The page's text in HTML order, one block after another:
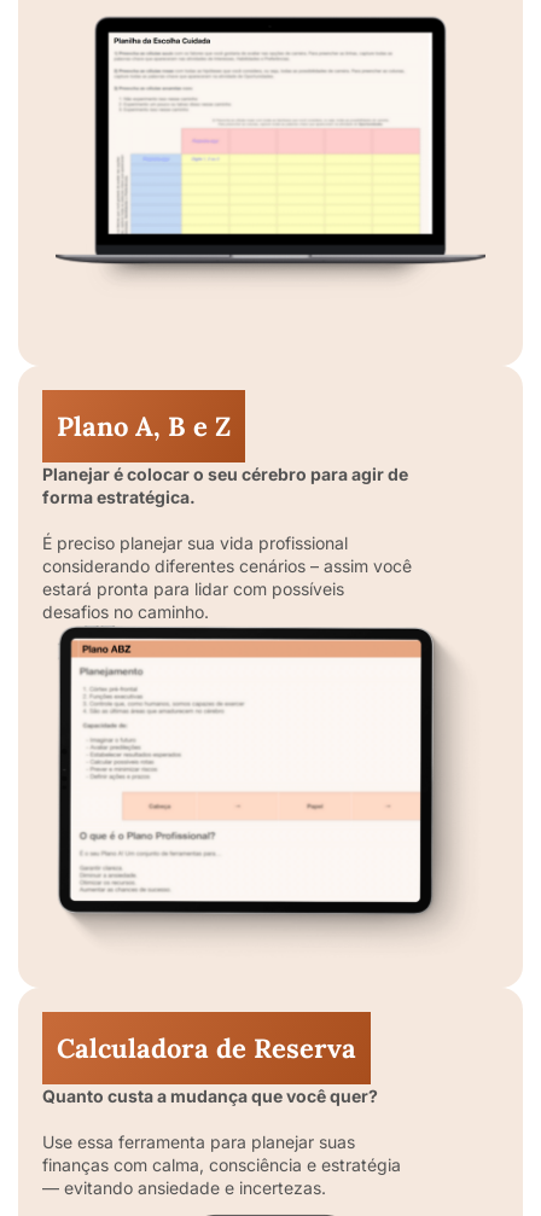
Plano A, B e Z
Planejar é colocar o seu cérebro para agir de
forma estratégica.
É preciso planejar sua vida profissional
considerando diferentes cenários – assim você
estará pronta para lidar com possíveis
desafios no caminho.
Calculadora de Reserva
Quanto custa a mudança que você quer?
Use essa ferramenta para planejar suas
finanças com calma, consciência e estratégia
— evitando ansiedade e incertezas.